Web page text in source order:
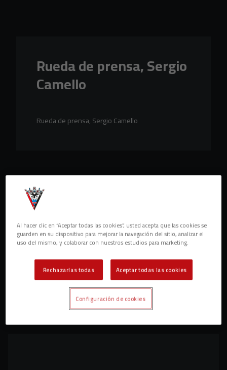
Rueda de prensa, Sergio
Camello
Rueda de prensa, Sergio Camello
Al hacer clic en “Aceptar todas las cookies”, usted acepta que las cookies se
guarden en su dispositivo para mejorar la navegación del sitio, analizar el
uso del mismo, y colaborar con nuestros estudios para marketing.
Rechazarlas todas Aceptar todas las cookies
Configuración de cookies